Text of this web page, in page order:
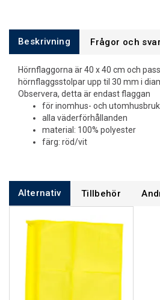
Beskrivning Frågor och svar
Hörnflaggorna är 40 x 40 cm och
hörnflaggsstolpar upp til 30 mm i
Observera, detta är endast flaggan
för inomhus- och utomhusbruk
alla väderförhållanden
material: 100% polyester
färg: röd/vit
Alternativ Tillbehör